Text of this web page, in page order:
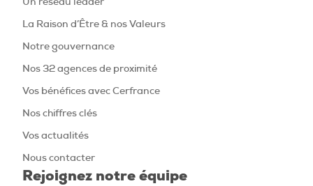
La Raison d’Être & nos Valeurs
Notre gouvernance
Nos 32 agences de proximité
Vos bénéfices avec Cerfrance
Nos chiffres clés
Vos actualités
Nous contacter
Rejoignez notre équipe